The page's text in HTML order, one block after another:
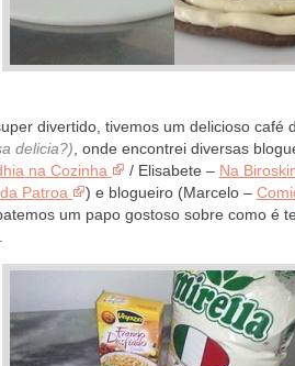
divertido, tivemos um delicioso café
delicia?), onde encontrei diversas
na Cozinha
/ Elisabete – Na
Patroa
) e blogueiro (Marcelo –
um papo gostoso sobre como é